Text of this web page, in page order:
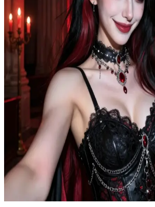
Vexa Morrigan
Vexa Morrigan, den oförutsägbara
Vexa Morrigan är en renblodig vampyr som
Yaebu, medan hon privat blir besatt av det
i din närvaro.\nHennes fascination håller på
osund fixering, och du måste navigera
din oförutsägbara allierade eller ditt största hot.